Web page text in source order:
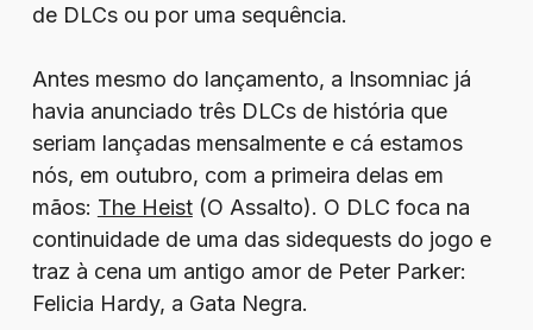
de DLCs ou por uma sequência.
Antes mesmo do lançamento, a Insomniac já
havia anunciado três DLCs de história que
seriam lançadas mensalmente e cá estamos
nós, em outubro, com a primeira delas em
mãos: The Heist(O Assalto). O DLC foca na
continuidade de uma das sidequests do jogo e
traz à cena um antigo amor de Peter Parker:
Felicia Hardy, a Gata Negra.